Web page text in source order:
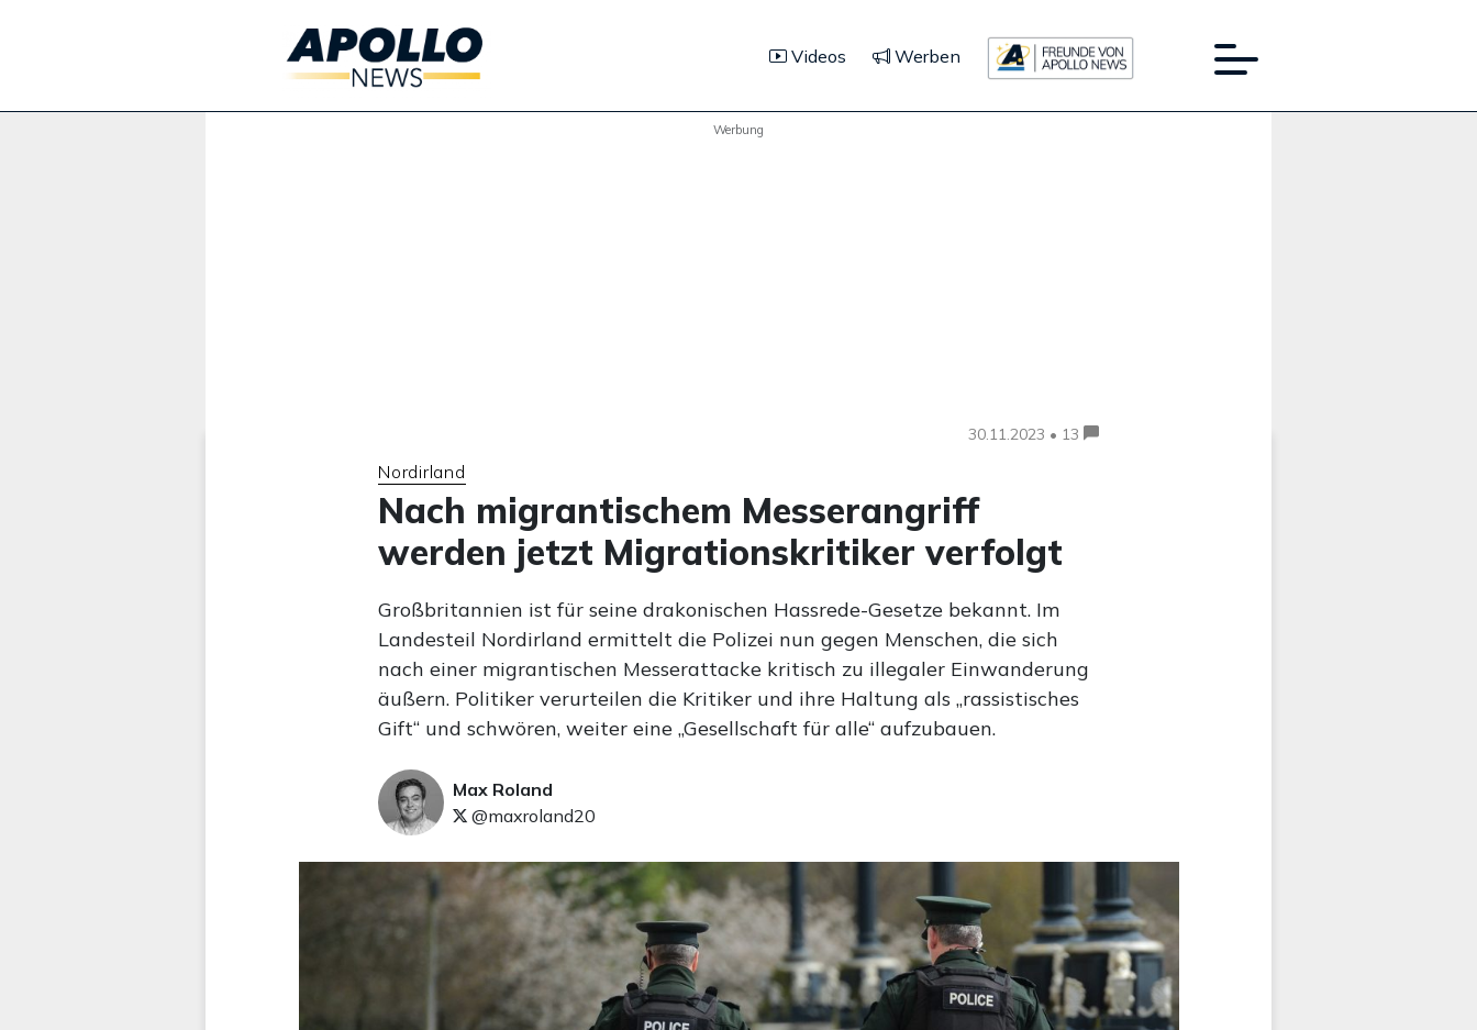
Videos Werben
Werbung
30.11.2023 • 13
Nordirland
Nach migrantischem Messerangriff
werden jetzt Migrationskritiker verfolgt
Großbritannien ist für seine drakonischen Hassrede-Gesetze bekannt. Im
Landesteil Nordirland ermittelt die Polizei nun gegen Menschen, die sich
nach einer migrantischen Messerattacke kritisch zu illegaler Einwanderung
äußern. Politiker verurteilen die Kritiker und ihre Haltung als „rassistisches
Gift“ und schwören, weiter eine „Gesellschaft für alle“ aufzubauen.
Max Roland
@maxroland20